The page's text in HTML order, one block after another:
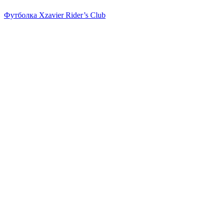
Футболка Xzavier Rider’s Club